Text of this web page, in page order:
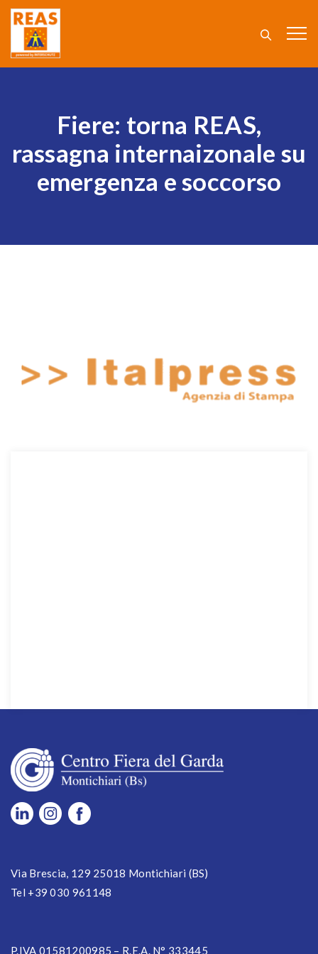
Fiere: torna REAS,
rassagna internaizonale su
emergenza e soccorso
Via Brescia, 129 25018 Montichiari (BS)
Tel +39 030 961148
P.IVA 01581200985 – R.E.A. N° 333445